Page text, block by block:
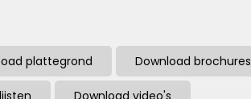
plattegrond Download brochures
Download video's